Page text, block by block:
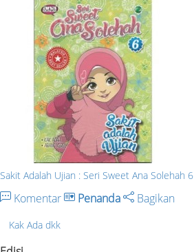
Sakit Adalah Ujian : Seri Sweet Ana Solehah 6
Komentar Penanda Bagikan
Kak Ada dkk